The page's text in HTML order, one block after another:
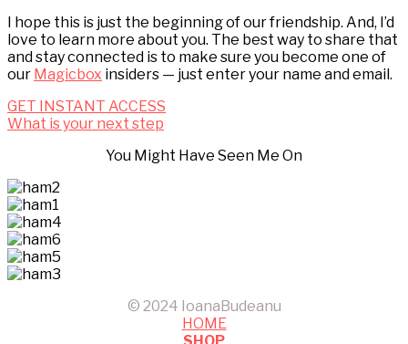
I hope this is just the beginning of our friendship. And, I’d
love to learn more about you. The best way to share that
and stay connected is to make sure you become one of
our Magicbox insiders — just enter your name and email.
GET INSTANT ACCESS
What is your next step
You Might Have Seen Me On
© 2024 IoanaBudeanu
HOME